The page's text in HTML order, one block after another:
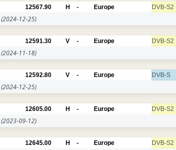
12567.90 H - Europe DVB-S2
(2024-12-25)
12591.30 V - Europe DVB-S2
(2024-11-18)
12592.80 V - Europe DVB-S
(2024-12-25)
12605.00 H - Europe DVB-S2
(2023-09-12)
12645.00 H - Europe DVB-S2